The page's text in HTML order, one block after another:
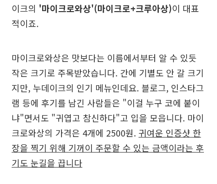
이크의 '마이크로와상'(마이크로+크루아상)이 대표
적이죠.
마이크로와상은 맛보다는 이름에서부터 알 수 있듯
작은 크기로 주목받았습니다. 간에 기별도 안 갈 크기
지만, 누데이크의 인기 메뉴인데요. 블로그, 인스타그
램 등에 후기를 남긴 사람들은 "이걸 누구 코에 붙이
냐"면서도 "귀엽고 참신하다"고 입을 모읍니다. 마이
크로와상의 가격은 4개에 2500원. 귀여운 인증샷 한
장을 찍기 위해 기꺼이 주문할 수 있는 금액이라는 후
기도 눈길을 끕니다